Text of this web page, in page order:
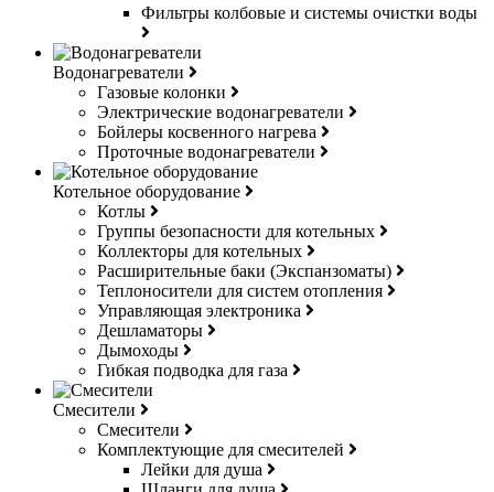
Фильтры колбовые и системы очистки воды
Водонагреватели
Газовые колонки
Электрические водонагреватели
Бойлеры косвенного нагрева
Проточные водонагреватели
Котельное оборудование
Котлы
Группы безопасности для котельных
Коллекторы для котельных
Расширительные баки (Экспанзоматы)
Теплоносители для систем отопления
Управляющая электроника
Дешламаторы
Дымоходы
Гибкая подводка для газа
Смесители
Смесители
Комплектующие для смесителей
Лейки для душа